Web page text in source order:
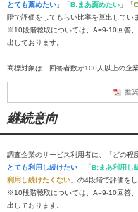
とても薦めたい 」「B:まあ薦めたい 」「
階で評価をしてもらい比率を算出してい
※10段階聴取については、A=9-10回答
出しております。
商標対象は、回答者数が100人以上の企業
推
継続意向
調査企業のサービス利用者に、「どの程
とても利用し続けたい 」「B:まあ利用し
利用し続けたくない 」の4段階で評価を
※10段階聴取については、A=9-10回答
出しております。